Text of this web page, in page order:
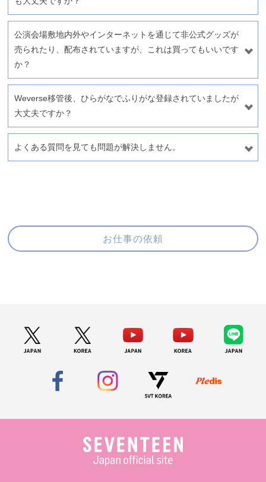
公演会場敷地内外やインターネットを通じて非公式グッズが
売られたり、配布されていますが、これは買ってもいいです
か？
Weverse移管後、ひらがなでふりがな登録されていましたが
大丈夫ですか？
よくある質問を見ても問題が解決しません。
お仕事の依頼